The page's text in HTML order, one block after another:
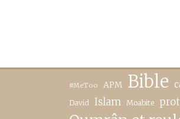
#MeToo APM Bible
David Islam Moabite